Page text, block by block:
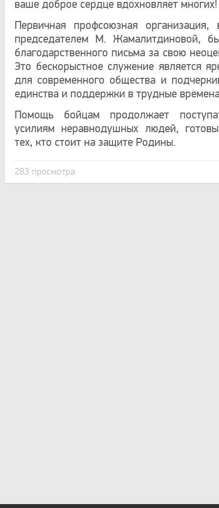
ваше доброе сердце вдохновляет многих!
Первичная профсоюзная организация,
председателем М. Жамалитдиновой,
благодарственного письма за свою
Это бескорыстное служение является
для современного общества и
единства и поддержки в трудные
Помощь бойцам продолжает
усилиям неравнодушных людей,
тех, кто стоит на защите Родины.
283 просмотра